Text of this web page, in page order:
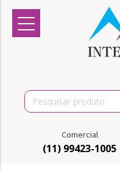
Search
for:
Comercial
(11) 99423-1005